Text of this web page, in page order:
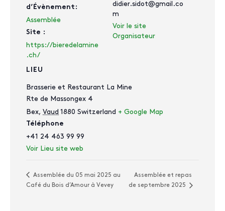
d’Évènement:
Assemblée
Site :
https://bieredelamine
.ch/
LIEU
Brasserie et Restaurant La Mine
Rte de Massongex 4
Bex, Vaud 1880 Switzerland + Google Map
Téléphone
+41 24 463 99 99
Voir Lieu site web
didier.sidot@gmail.co
m
Voir le site
Organisateur
Assemblée du 05 mai 2025 au
Café du Bois d’Amour à Vevey
Assemblée et repas
de septembre 2025